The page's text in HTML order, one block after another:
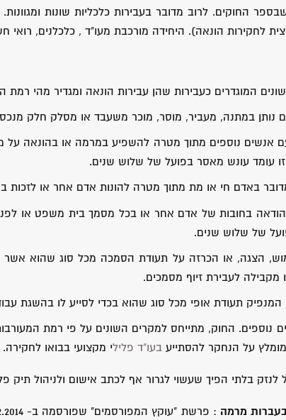
החוקים. לרוב מדובר בעבירות כלכליות שונות
לחקירות הונאה). היחידה מורכבת מעו"ד , כלכלנים, רואי
המוגדרים כעבירות שהן עבירות הונאה ומגדיר מהי
נותן במתנה, מעביר, מוסר, מוכר משעבד או מסלק חלק
נוספים מתוך מטרה להשפיע במרמה או בהונאה על
עומד עונש מאסר בפועל של שלוש שנים.
באדם חי או מת מתוך מטרה להונות אדם אחר או לזכות
בחובות של אדם אחר או בכל מסמך בית משפט או
של שלוש שנים.
הצגה, או הכרזה על תעודת הסמכה מכל סוג שהוא
מקבילה לעבירת זיוף מסמכים.
תעודת אופי מכל סוג שהוא בכדי לסייע לו בהשגת
נוספים. החוק, מתייחס למקרים השונים על פי רמת
על הנחקר להסתייע בעו"ד פלילי מקצועי בבואו לחקירה.
לנזק בלתי הפיך שעשוי לגרור אף לכתב אישום ולניהול תיק
מרמה